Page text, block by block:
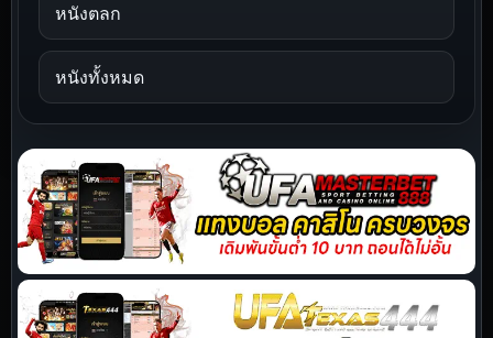
หนังตลก
หนังทั้งหมด